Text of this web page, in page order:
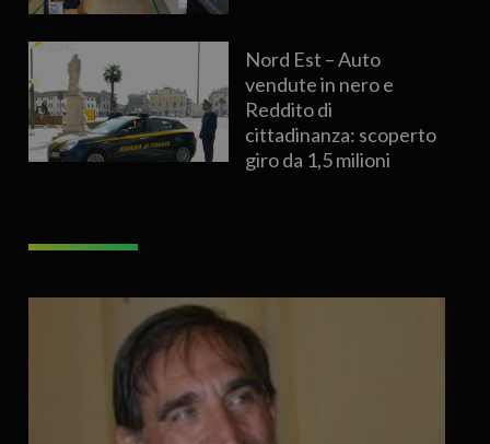
Nord Est – Auto
vendute in nero e
Reddito di
cittadinanza: scoperto
giro da 1,5 milioni